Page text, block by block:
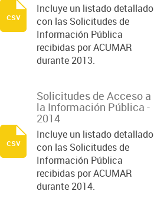
Incluye un listado detallado
con las Solicitudes de
Información Pública
recibidas por ACUMAR
durante 2013.
csv
Solicitudes de Acceso a
la Información Pública -
2014
Incluye un listado detallado
con las Solicitudes de
Información Pública
recibidas por ACUMAR
durante 2014.
csv